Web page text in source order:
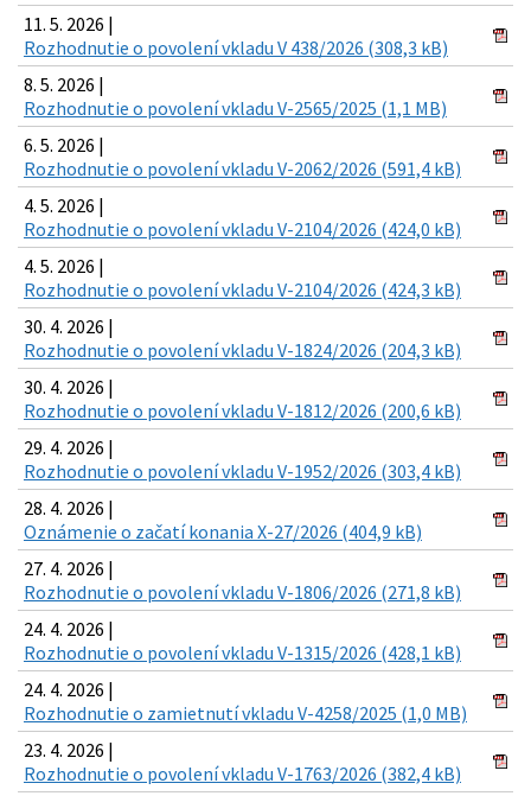
11. 5. 2026 |
Rozhodnutie o povolení vkladu V 438/2026 (308,3 kB)
8. 5. 2026 |
Rozhodnutie o povolení vkladu V-2565/2025 (1,1 MB)
6. 5. 2026 |
Rozhodnutie o povolení vkladu V-2062/2026 (591,4 kB)
4. 5. 2026 |
Rozhodnutie o povolení vkladu V-2104/2026 (424,0 kB)
4. 5. 2026 |
Rozhodnutie o povolení vkladu V-2104/2026 (424,3 kB)
30. 4. 2026 |
Rozhodnutie o povolení vkladu V-1824/2026 (204,3 kB)
30. 4. 2026 |
Rozhodnutie o povolení vkladu V-1812/2026 (200,6 kB)
29. 4. 2026 |
Rozhodnutie o povolení vkladu V-1952/2026 (303,4 kB)
28. 4. 2026 |
Oznámenie o začatí konania X-27/2026 (404,9 kB)
27. 4. 2026 |
Rozhodnutie o povolení vkladu V-1806/2026 (271,8 kB)
24. 4. 2026 |
Rozhodnutie o povolení vkladu V-1315/2026 (428,1 kB)
24. 4. 2026 |
Rozhodnutie o zamietnutí vkladu V-4258/2025 (1,0 MB)
23. 4. 2026 |
Rozhodnutie o povolení vkladu V-1763/2026 (382,4 kB)